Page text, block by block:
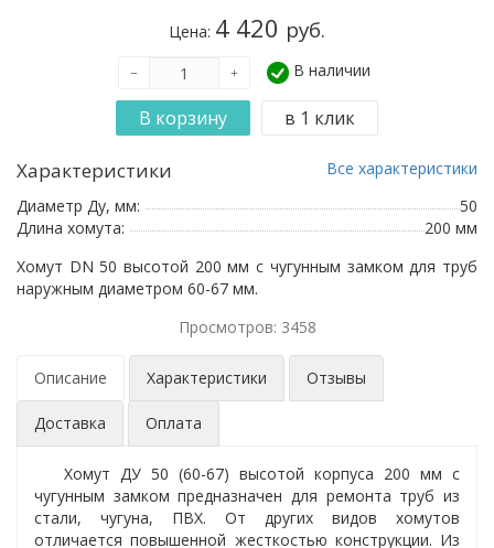
Цена: 4 420 руб.
В наличии
Характеристики
Все характеристики
Диаметр Ду, мм:
50
Длина хомута:
200 мм
Хомут DN 50 высотой 200 мм с чугунным замком для труб
наружным диаметром 60-67 мм.
Просмотров: 3458
Описание Характеристики Отзывы
Доставка Оплата
Хомут ДУ 50 (60-67) высотой корпуса 200 мм с
чугунным замком предназначен для ремонта труб из
стали, чугуна, ПВХ. От других видов хомутов
отличается повышенной жесткостью конструкции. Из